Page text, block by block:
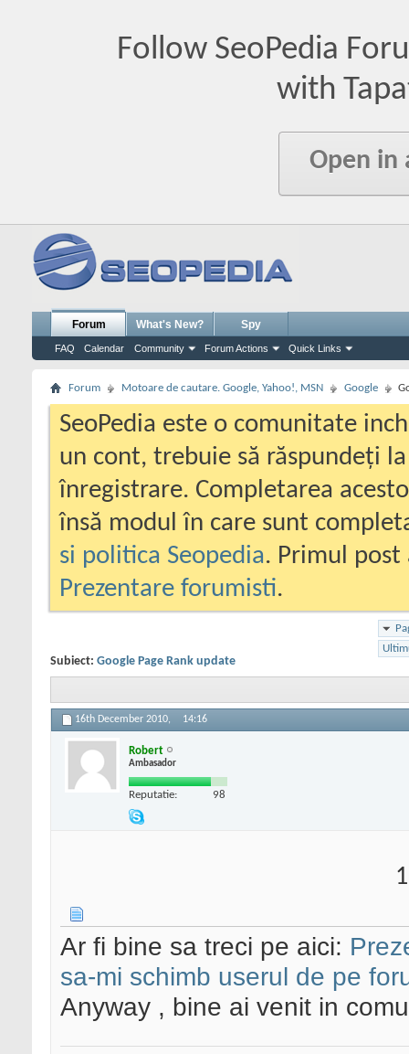
Follow SeoPedia
with
Open in
Forum
FAQ Calendar Community Forum Actions Quick Links
What's New? Spy
Forum Motoare de cautare. Google, Yahoo!, MSN Google
SeoPedia este o comunitate
un cont, trebuie să răspundeți
înregistrare. Completarea
însă modul în care sunt
si politica Seopedia. Primul
Prezentare forumisti.
Subiect: Google Page Rank update
16th December 2010, 14:16
Robert
Ambasador
Reputatie: 98
Ar fi bine sa treci pe aici:
sa-mi schimb userul de pe
Anyway , bine ai venit in